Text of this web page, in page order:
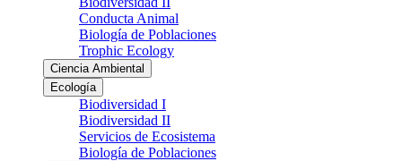
Conducta Animal
Biología de Poblaciones
Trophic Ecology
Ciencia Ambiental
Ecología
Biodiversidad I
Biodiversidad II
Servicios de Ecosistema
Biología de Poblaciones